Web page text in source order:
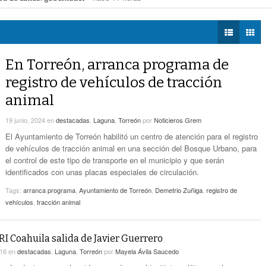
Avance De 33 Por Ciento- hace 14 horas -
No Hubo Daños A Obras Del Sistema Vial
Abastos- Independencia Por Las Lluvias
Coparmex Laguna Se Reunirá Con CFE La
Próxima Semana - hace 14 horas -
TWEETS AND
LA MEJOR 97.1
ESTÉREO GALLITO
van por red para comunidades rurales- hace 11 horas -
ciudadano a 50 jueces en 2028- hace 12 horas -
cámaras captan a responsables
regulación de lotes baldíos- hace 12 horas -
En Torreón, arranca programa de
registro de vehículos de tracción
animal
19 junio, 2024endestacadas Laguna TorreónporNoticieros Grem
El Ayuntamiento de Torreón habilitó un centro de atención para el registro
de vehículos de tracción animal en una sección del Bosque Urbano, para
el control de este tipo de transporte en el municipio y que serán
identificados con unas placas especiales de circulación.
Tags: arranca programa Ayuntamiento de Torreón Demetrio Zuñiga registro de
vehículos tracción animal
Coahuila salida de Javier Guerrero
endestacadas Laguna TorreónporMayela Ávila Saucedo